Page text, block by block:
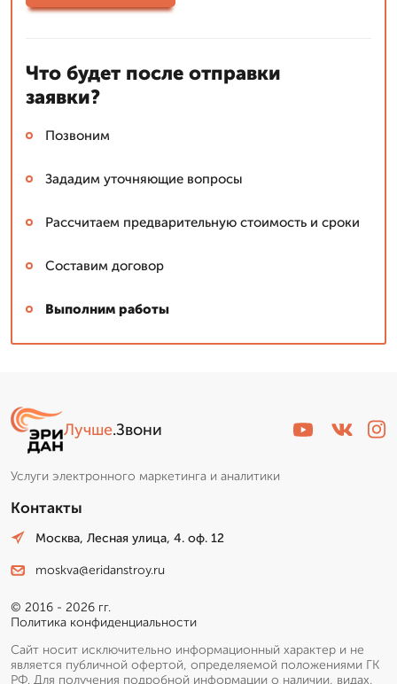
Что будет после отправки
заявки?
Позвоним
Зададим уточняющие вопросы
Рассчитаем предварительную стоимость и сроки
Составим договор
Выполним работы
Лучше.Звони
Услуги электронного маркетинга и аналитики
Контакты
Москва, Лесная улица, 4. оф. 12
moskva@eridanstroy.ru
© 2016 - 2026 гг.
Политика конфиденциальности
Сайт носит исключительно информационный характер и не
является публичной офертой, определяемой положениями ГК
РФ. Для получения подробной информации о наличии, видах,